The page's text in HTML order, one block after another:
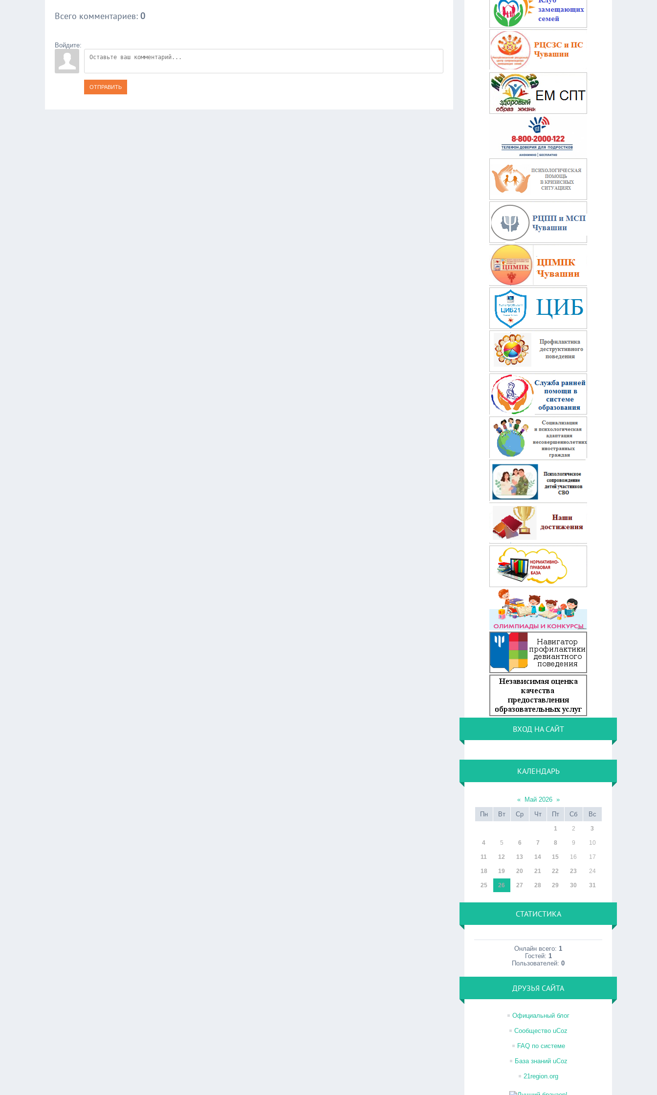
Всего комментариев: 0
Войдите:
ОТПРАВИТЬ
ВХОД НА САЙТ
КАЛЕНДАРЬ
« Май 2026 »
Пн
Вт Ср Чт Пт Сб Вс
1 2 3
4 5 6 7 8 9 10
11 12 13 14 15 16 17
18 19 20 21 22 23 24
25 26 27 28 29 30 31
СТАТИСТИКА
Онлайн всего:1
Гостей: 1
Пользователей:0
ДРУЗЬЯ САЙТА
Официальный блог
Сообщество uCoz
FAQ по системе
База знаний uCoz
21region.org